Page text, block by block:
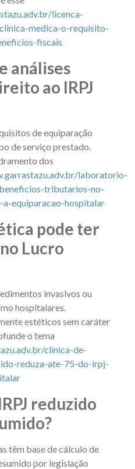
licenca-
medica-o-requisito-
fiscais
análises
ao IRPJ
de equiparação
de serviço prestado.
dos
laboratorio-
tributarios-no-
equiparacao-hospitalar
pode ter
Lucro
invasivos ou
hospitalares.
estéticos sem caráter
o tema
clinica-de-
reduza-ate-75-do-irpj-
reduzido
têm base de cálculo de
por legislação